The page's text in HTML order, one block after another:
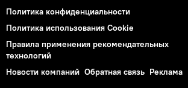
Политика конфиденциальности
Политика использования Cookie
Правила применения рекомендательных
технологий
Новости компаний Обратная связь Реклама